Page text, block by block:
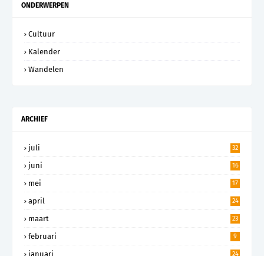
ONDERWERPEN
Cultuur
Kalender
Wandelen
ARCHIEF
juli 32
juni 16
mei 17
april 24
maart 23
februari 9
januari 24